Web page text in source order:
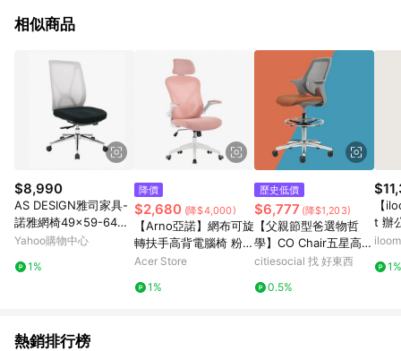
等各方面進行整合，提升服務質感，期望每一位來店顧客，能輕
結帳流程(Easy to buy)、每次到「特力屋」購物都能得到新的啟
發與靈感(Exciting experience)，同時持續提供消費者居家修繕
最佳解決方案，以創造優質居家環境為首要目標，成為消費者打
造幸福家園時的優先選擇。
相似商品
$8,990
AS DESIGN雅司家具-
諾雅網椅49x59-64x1
00-108cm
Yahoo購物中心
1%
降價
$2,680 (降$4,000)
【Arno亞諾】網布可旋
轉扶手高背電腦椅 粉紅
色
Acer Store
1%
歷史低價
$6,777 (降$1,203)
【父親節型爸選物哲
學】CO Chair五星高腳
｜協作空間辦公椅 橘色
citiesocial 找 好東西
0.5%
【
t 辦
電腦
1%
熱銷排行榜